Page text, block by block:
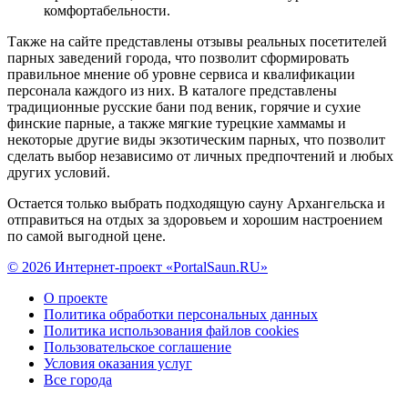
комфортабельности.
Также на сайте представлены отзывы реальных посетителей
парных заведений города, что позволит сформировать
правильное мнение об уровне сервиса и квалификации
персонала каждого из них. В каталоге представлены
традиционные русские бани под веник, горячие и сухие
финские парные, а также мягкие турецкие хаммамы и
некоторые другие виды экзотическим парных, что позволит
сделать выбор независимо от личных предпочтений и любых
других условий.
Остается только выбрать подходящую сауну Архангельска и
отправиться на отдых за здоровьем и хорошим настроением
по самой выгодной цене.
© 2026 Интернет-проект «PortalSaun.RU»
О проекте
Политика обработки персональных данных
Политика использования файлов cookies
Пользовательское соглашение
Условия оказания услуг
Все города